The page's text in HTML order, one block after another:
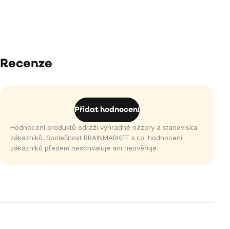
Recenze
Přidat hodnocení
Hodnocení produktů odráží výhradně názory a stanoviska
zákazníků. Společnost BRAINMARKET s.r.o. hodnocení
zákazníků předem neschvaluje ani neověřuje.